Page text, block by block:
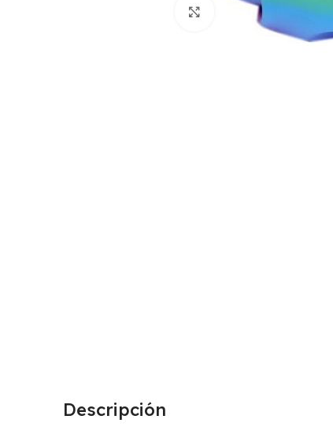
Haga clic para ampliar
Descripción